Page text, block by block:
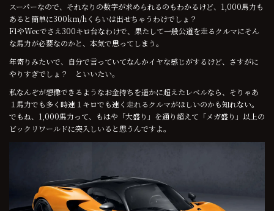
スーパーなので、それなりの数字が求められるのもわかるけど、1,000馬力も
あると簡単に300km/hくらいは出せちゃうわけでしょ？
F1やWecでさえ300キロ台なわけで、果たして一般公道を走るクルマにそん
な馬力が必要なのかと、本気で思ってしまう。
年寄りみたいで、自分で言っていてなんかイヤな感じがするけど、さすがに
やりすぎでしょ？ といいたい。
私なんぞが想像できるようなお金持ちを遥かに超えたレベルなら、そりゃあ
１馬力でも多く時速１キロでも速く走れるクルマがほしいのかも知れない。
でもね、1,000馬力って、もはや「大盛り」を通り超えて「メガ盛り」以上の
ビックリワールドに突入しいると思うんですよ。